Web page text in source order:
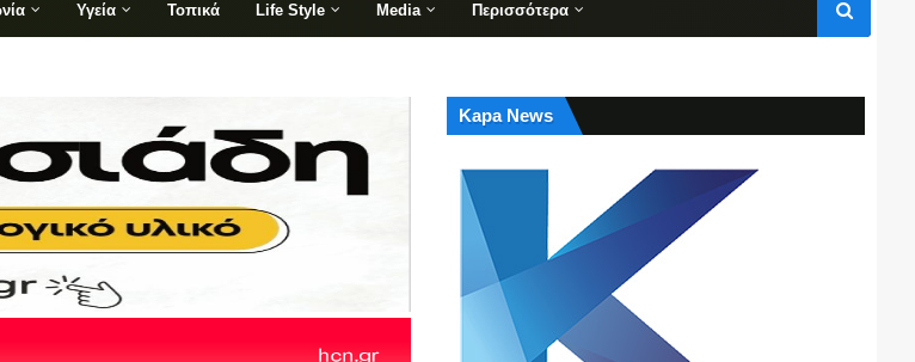
Υγεία Τοπικά Life Style Media Περισσότερα
Kapa News